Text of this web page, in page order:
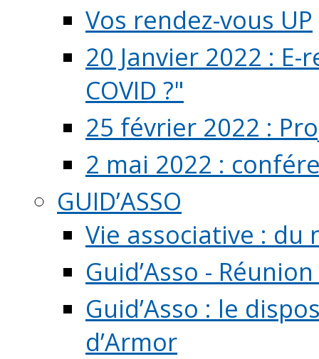
Vos rendez-vous UP
20 Janvier 2022 :
COVID ?"
25 février 2022 :
2 mai 2022 :
GUID’ASSO
Vie associative : du
Guid’Asso -
Guid’Asso : le
d’Armor